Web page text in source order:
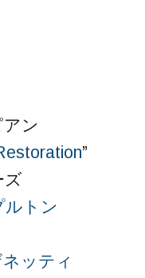
ン
”
ズ
トン
ッティ